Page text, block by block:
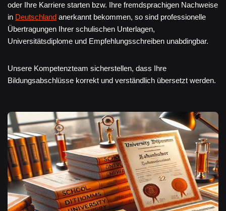
oder Ihre Karriere starten bzw. Ihre fremdsprachigen Nachweise
in Deutschland anerkannt bekommen, so sind professionelle
Übertragungen Ihrer schulischen Unterlagen,
Universitätsdiplome und Empfehlungsschreiben unabdingbar.
Unsere Kompetenzteam sicherstellen, dass Ihre
Bildungsabschlüsse korrekt und verständlich übersetzt werden.